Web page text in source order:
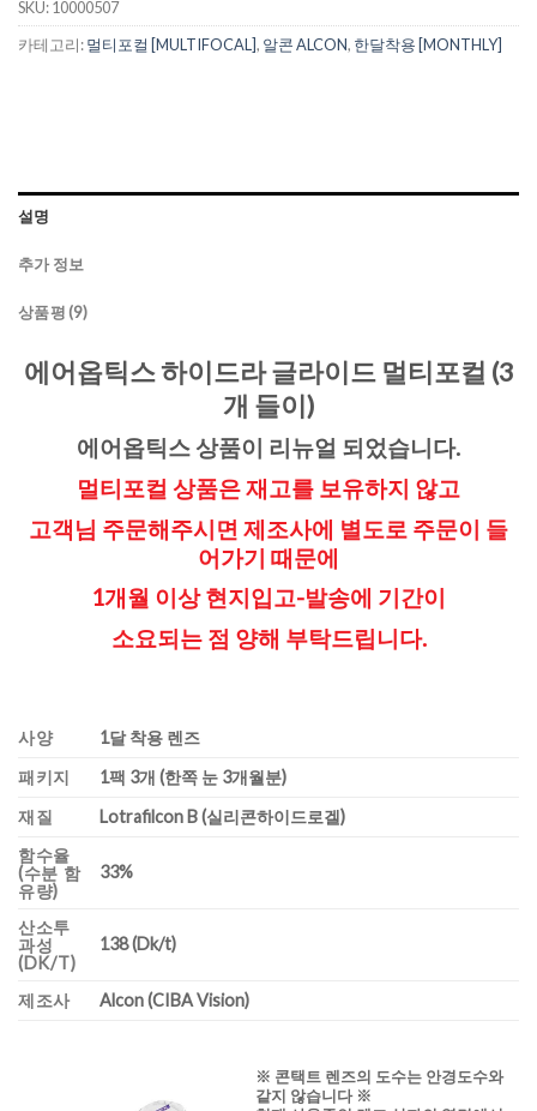
SKU:10000507
카테고리:멀티포컬 [MULTIFOCAL], 알콘 ALCON, 한달착용 [MONTHLY]
설명
추가 정보
상품평 (9)
에어옵틱스 하이드라 글라이드 멀티포컬 (3
개 들이)
에어옵틱스 상품이 리뉴얼 되었습니다.
멀티포컬 상품은 재고를 보유하지 않고
고객님 주문해주시면 제조사에 별도로 주문이 들
어가기 때문에
1개월 이상 현지입고-발송에 기간이
소요되는 점 양해 부탁드립니다.
사양
1달 착용 렌즈
패키지
1팩 3개 (한쪽 눈 3개월분)
재질
Lotrafilcon B (실리콘하이드로겔)
함수율
(수분 함
유량)
33%
산소투
과성
(DK/T)
138 (Dk/t)
제조사 Alcon (CIBA Vision)
※ 콘택트 렌즈의 도수는 안경도수와
같지 않습니다 ※